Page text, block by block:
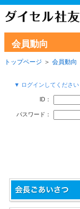
会員動向
トップページ ＞ 会員動向
▼ ログインしてください
ID：
パスワード：